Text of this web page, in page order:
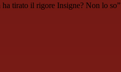
ha tirato il rigore Insigne? Non lo so”